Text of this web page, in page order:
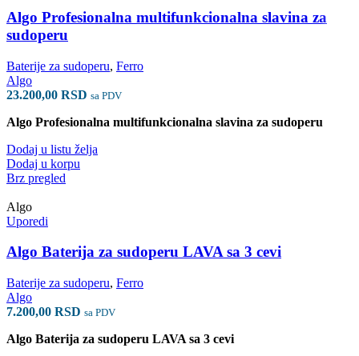
Algo Profesionalna multifunkcionalna slavina za
sudoperu
Baterije za sudoperu, Ferro
Algo
23.200,00 RSD sa PDV
Algo Profesionalna multifunkcionalna slavina za sudoperu
Dodaj u listu želja
Dodaj u korpu
Brz pregled
Algo
Uporedi
Algo Baterija za sudoperu LAVA sa 3 cevi
Baterije za sudoperu, Ferro
Algo
7.200,00 RSD sa PDV
Algo Baterija za sudoperu LAVA sa 3 cevi